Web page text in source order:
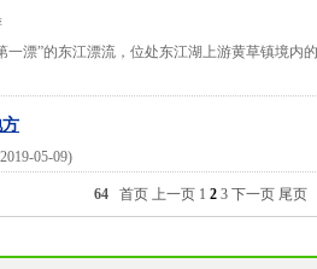
一漂”的东江漂流，位处东江湖上游黄草镇境内
05-09)
64 首页 上一页 1 2 3 下一页 尾页